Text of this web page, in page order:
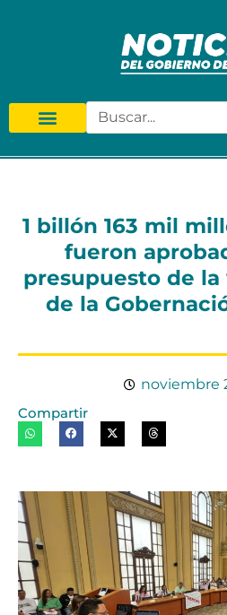
1 billón 163 mil
fueron
presupuesto de
de la
noviembre
Compartir